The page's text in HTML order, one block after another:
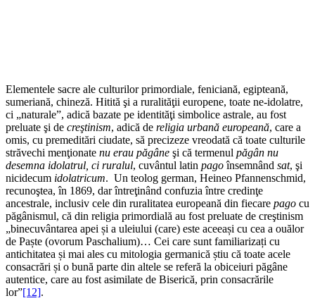
Elementele sacre ale culturilor primordiale, feniciană, egipteană,
sumeriană, chineză. Hitită şi a ruralităţii europene, toate ne-idolatre,
ci „naturale”, adică bazate pe identităţi simbolice astrale, au fost
preluate şi de creştinism, adică de religia urbană europeană, care a
omis, cu premeditări ciudate, să precizeze vreodată că toate culturile
străvechi menţionate nu erau păgâne şi că termenul păgân nu
desemna idolatrul, ci ruralul, cuvântul latin pagoînsemnând sat, şi
nicidecum idolatricum. Un teolog german, Heineo Pfannenschmid,
recunoştea, în 1869, dar întreţinând confuzia între credinţe
ancestrale, inclusiv cele din ruralitatea europeană din fiecare pago cu
păgânismul, că din religia primordială au fost preluate de creştinism
„binecuvântarea apei și a uleiului (care) este aceeași cu cea a ouălor
de Paște (ovorum Paschalium)… Cei care sunt familiarizați cu
antichitatea și mai ales cu mitologia germanică știu că toate acele
consacrări și o bună parte din altele se referă la obiceiuri păgâne
autentice, care au fost asimilate de Biserică, prin consacrările
lor”[12].